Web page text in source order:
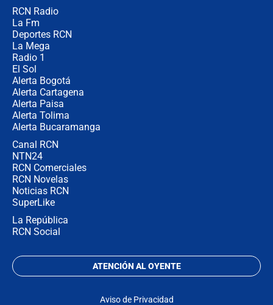
RCN Radio
La Fm
Deportes RCN
La Mega
Radio 1
El Sol
Alerta Bogotá
Alerta Cartagena
Alerta Paisa
Alerta Tolima
Alerta Bucaramanga
Canal RCN
NTN24
RCN Comerciales
RCN Novelas
Noticias RCN
SuperLike
La República
RCN Social
ATENCIÓN AL OYENTE
Aviso de Privacidad